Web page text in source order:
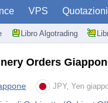
VPS Quotazioni
Libro Algotrading
Orders
JPY, Yen